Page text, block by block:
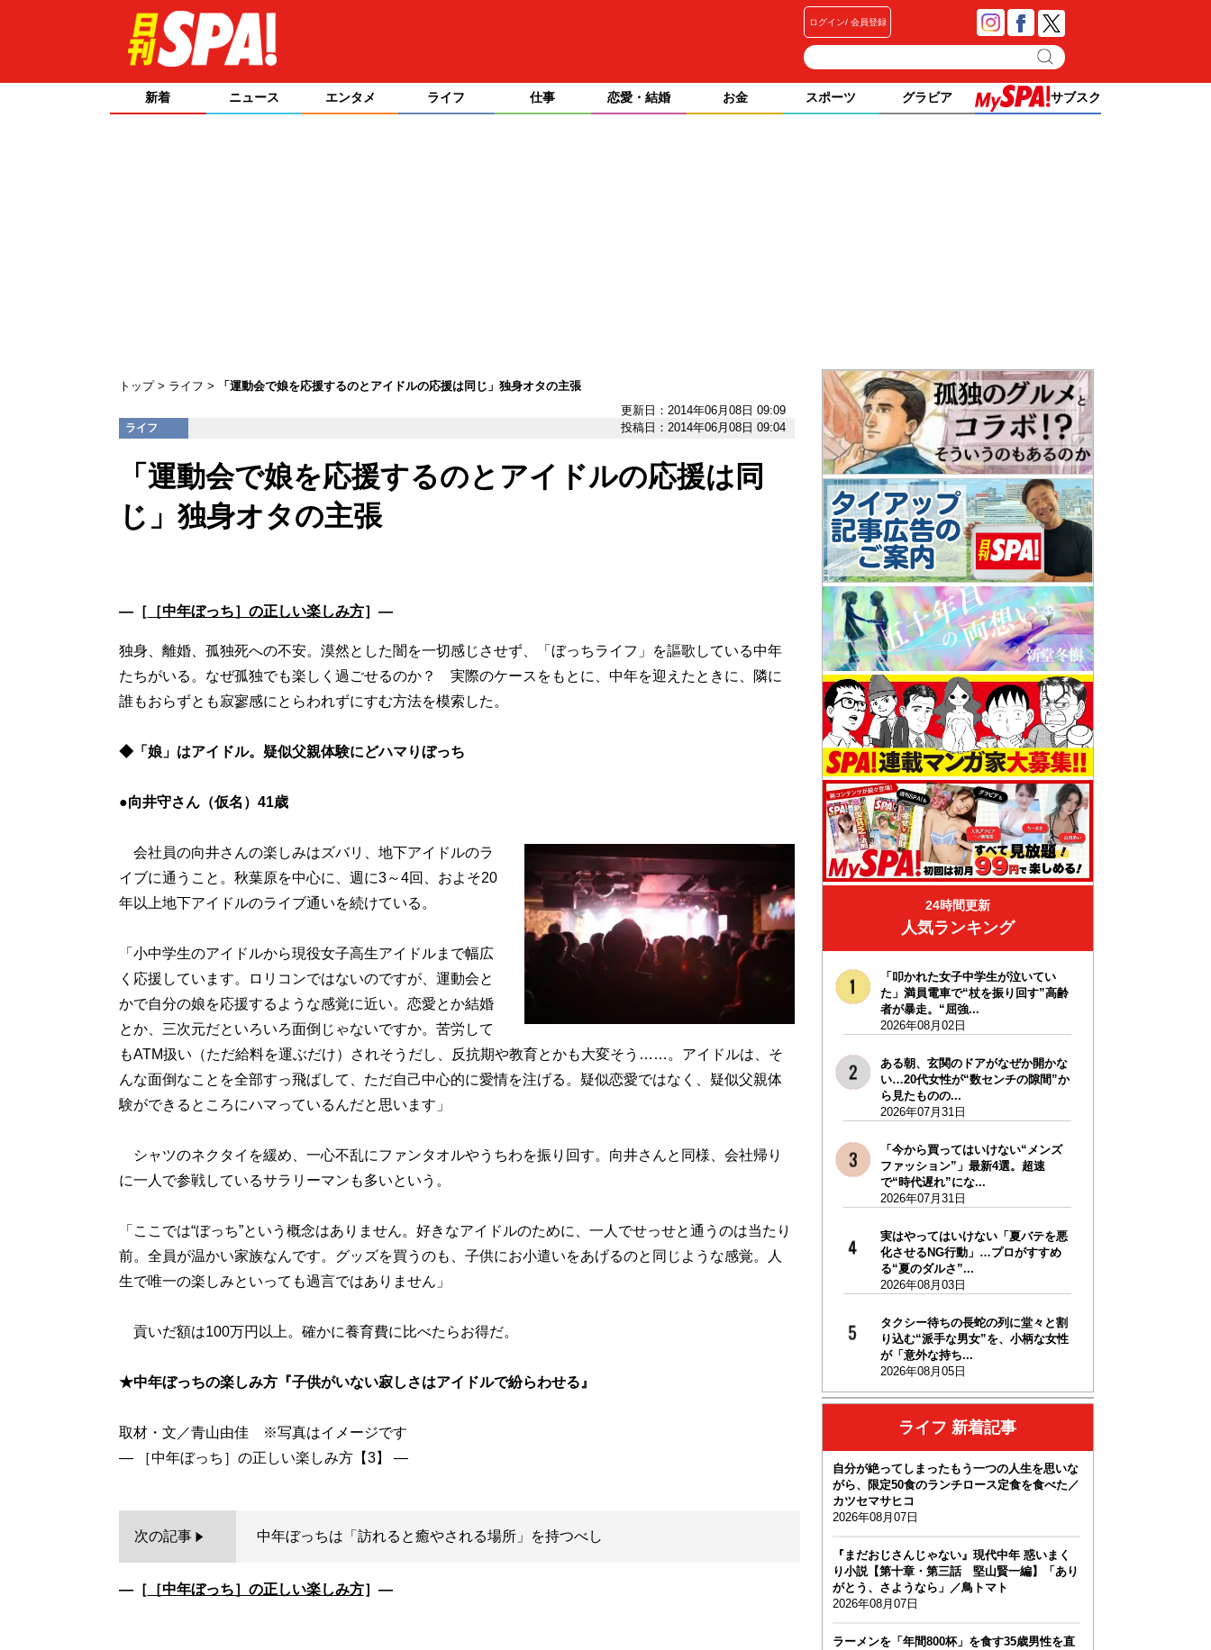
ログイン 会員登録
新着 ニュース エンタメ ライフ 仕事 恋愛・結婚 お金 スポーツ グラビア サブスク
トップ ライフ
「運動会で娘を応援するのとアイドルの応援は同じ」独身オタの主張
更新日：2014年06月08日 09:09
ライフ 投稿日：2014年06月08日 09:04
「運動会で娘を応援するのとアイドルの応援は同
じ」独身オタの主張
―［ ［中年ぼっち］の正しい楽しみ方］―
独身、離婚、孤独死への不安。漠然とした闇を一切感じさせず、「ぼっちライフ」を謳歌している中年
たちがいる。なぜ孤独でも楽しく過ごせるのか？ 実際のケースをもとに、中年を迎えたときに、隣に
誰もおらずとも寂寥感にとらわれずにすむ方法を模索した。
◆「娘」はアイドル。疑似父親体験にどハマりぼっち
●向井守さん（仮名）41歳
会社員の向井さんの楽しみはズバリ、地下アイドルのラ
イブに通うこと。秋葉原を中心に、週に3～4回、およそ20
年以上地下アイドルのライブ通いを続けている。
「小中学生のアイドルから現役女子高生アイドルまで幅広
く応援しています。ロリコンではないのですが、運動会と
かで自分の娘を応援するような感覚に近い。恋愛とか結婚
とか、三次元だといろいろ面倒じゃないですか。苦労して
もATM扱い（ただ給料を運ぶだけ）されそうだし、反抗期や教育とかも大変そう……。アイドルは、そ
んな面倒なことを全部すっ飛ばして、ただ自己中心的に愛情を注げる。疑似恋愛ではなく、疑似父親体
験ができるところにハマっているんだと思います」
シャツのネクタイを緩め、一心不乱にファンタオルやうちわを振り回す。向井さんと同様、会社帰り
に一人で参戦しているサラリーマンも多いという。
「ここでは“ぼっち”という概念はありません。好きなアイドルのために、一人でせっせと通うのは当たり
前。全員が温かい家族なんです。グッズを買うのも、子供にお小遣いをあげるのと同じような感覚。人
生で唯一の楽しみといっても過言ではありません」
貢いだ額は100万円以上。確かに養育費に比べたらお得だ。
★中年ぼっちの楽しみ方『子供がいない寂しさはアイドルで紛らわせる』
取材・文／青山由佳 ※写真はイメージです
― ［中年ぼっち］の正しい楽しみ方【3】 ―
次の記事 中年ぼっちは「訪れると癒やされる場所」を持つべし
―［ ［中年ぼっち］の正しい楽しみ方］―
24時間更新
人気ランキング
「叩かれた女子中学生が泣いてい
た」満員電車で“杖を振り回す”高齢
者が暴走。“屈強...
2026年08月02日
ある朝、玄関のドアがなぜか開かな
い…20代女性が“数センチの隙間”か
ら見たものの...
2026年07月31日
「今から買ってはいけない“メンズ
ファッション”」最新4選。超速
で“時代遅れ”にな...
2026年07月31日
実はやってはいけない「夏バテを悪
化させるNG行動」…プロがすすめ
る“夏のダルさ”...
2026年08月03日
タクシー待ちの長蛇の列に堂々と割
り込む“派手な男女”を、小柄な女性
が「意外な持ち...
2026年08月05日
ライフ 新着記事
自分が絶ってしまったもう一つの人生を思いな
がら、限定50食のランチロース定食を食べた／
カツセマサヒコ
2026年08月07日
『まだおじさんじゃない』現代中年 惑いまく
り小説【第十章・第三話 堅山賢一編】「あり
がとう、さようなら」／鳥トマト
2026年08月07日
ラーメンを「年間800杯」を食す35歳男性を直